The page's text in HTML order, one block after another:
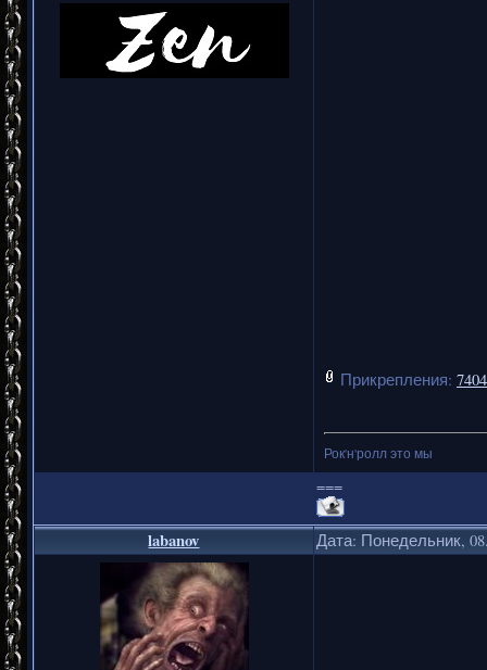
Прикрепления:
Рок'н'ролл это мы
===
labanov Дата: Понедельник,